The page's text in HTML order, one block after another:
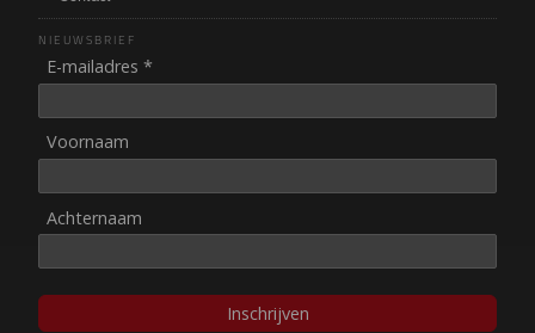
NIEUWSBRIEF
E-mailadres *
Voornaam
Achternaam
Inschrijven